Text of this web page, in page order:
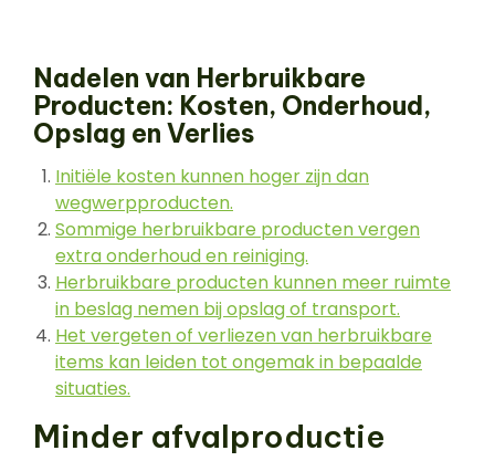
Nadelen van Herbruikbare
Producten: Kosten, Onderhoud,
Opslag en Verlies
Initiële kosten kunnen hoger zijn dan
wegwerpproducten.
Sommige herbruikbare producten vergen
extra onderhoud en reiniging.
Herbruikbare producten kunnen meer ruimte
in beslag nemen bij opslag of transport.
Het vergeten of verliezen van herbruikbare
items kan leiden tot ongemak in bepaalde
situaties.
Minder afvalproductie